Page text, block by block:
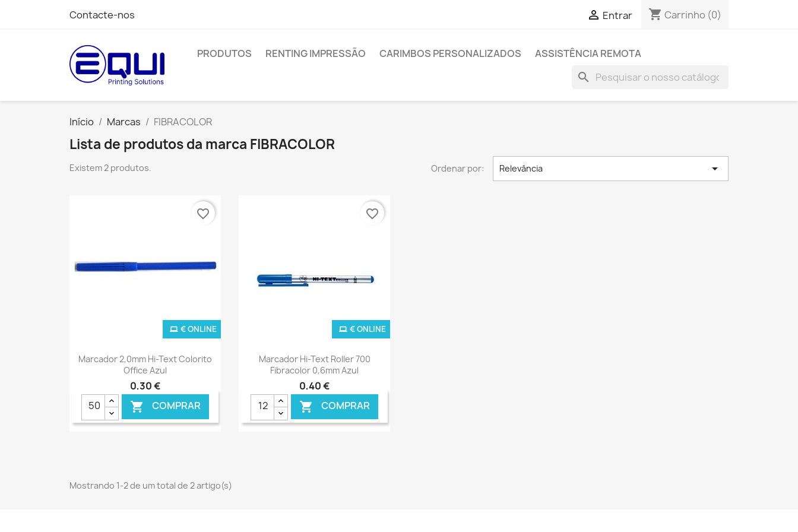
Contacte-nos  Entrar shopping_cart Carrinho (0)
PRODUTOS RENTING IMPRESSÃO CARIMBOS PERSONALIZADOS ASSISTÊNCIA REMOTA
search
Início Marcas FIBRACOLOR
Lista de produtos da marca FIBRACOLOR
Existem 2 produtos. Ordenar por: Relevância 
Ver+
Marcador 2,0mm Hi-Text Colorito
Office Azul
0,30 €
 COMPRAR
€ ONLINE
favorite_border
Ver+
Marcador Hi-Text Roller 700
Fibracolor 0,6mm Azul
0,40 €
 COMPRAR
€ ONLINE
favorite_border
Mostrando 1-2 de um total de 2 artigo(s)